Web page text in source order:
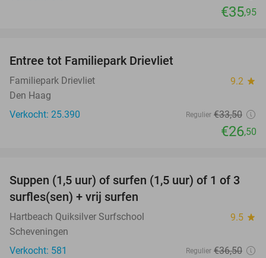
€35,95
Entree tot Familiepark Drievliet
Familiepark Drievliet 9.2 star
Den Haag
Verkocht: 25.390
Regulier €33,50
€26,50
41%
Suppen (1,5 uur) of surfen (1,5 uur) of 1 of 3
surfles(sen) + vrij surfen
Hartbeach Quiksilver Surfschool 9.5 star
Scheveningen
Verkocht: 581
Regulier €36,50